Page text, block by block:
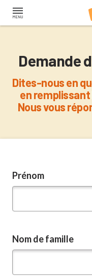
Aller
Demande
Dites-nous en
en
Nous vous
Prénom
Nom de famille